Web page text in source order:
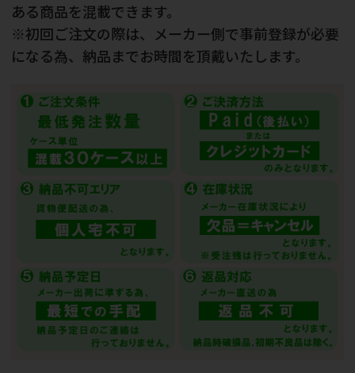
ある商品を混載できます。
※初回ご注文の際は、メーカー側で事前登録が必要
になる為、納品までお時間を頂戴いたします。